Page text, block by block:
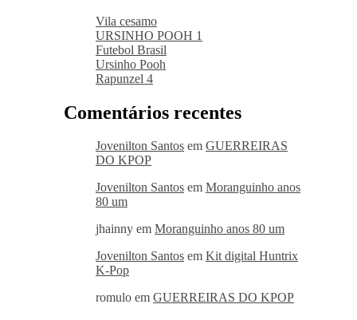
Vila cesamo
URSINHO POOH 1
Futebol Brasil
Ursinho Pooh
Rapunzel 4
Comentários recentes
Jovenilton Santos em GUERREIRAS
DO KPOP
Jovenilton Santos em Moranguinho anos
80 um
jhainny em Moranguinho anos 80 um
Jovenilton Santos em Kit digital Huntrix
K-Pop
romulo em GUERREIRAS DO KPOP